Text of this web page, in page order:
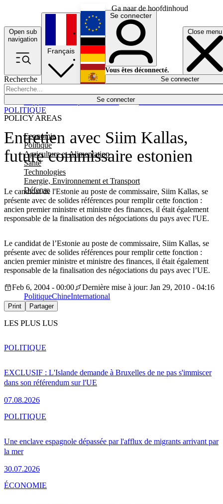
Ga naar de hoofdinhoud
Open sub
navigation
Close menu
Recherche
Se connecter
POLICY AREAS
Economie
Politique
Agriculture et Alimentation
Santé
Technologies
Energie, Environnement et Transport
Défense
Économie
Français
English
Deutsch
Español
Se connecter
Vous êtes déconnecté.
Se connecter
Entretien avec Siim Kallas,
future commissaire estonien
Le candidat de l'Estonie au poste de commissaire, Siim Kallas, se
présente avec de solides références pour remplir cette fonction :
ancien premier ministre et ministre des finances, il était également
responsable de la finalisation des négociations du pays avec l'UE.
POLITIQUE
Le candidat de l’Estonie au poste de commissaire, Siim Kallas, se
présente avec de solides références pour remplir cette fonction :
ancien premier ministre et ministre des finances, il était également
responsable de la finalisation des négociations du pays avec l’UE.
Feb 6, 2004 - 00:00
Dernière mise à jour: Jan 29, 2010 - 04:16
PolitiqueChineInternational
Print Partager
LES PLUS LUS
EXCLUSIF : L'Islande demande à Bruxelles de ne pas s'immiscer
dans son référendum sur l'UE
07.08.2026
POLITIQUE
Une enclave espagnole dépassée par l'afflux de migrants arrivant par
la mer
30.07.2026
POLITIQUE
ÉCONOMIE